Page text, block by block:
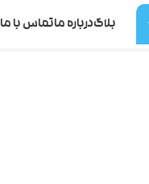
بلاگدرباره ماتماس با ما